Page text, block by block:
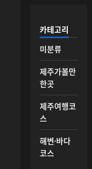
카테고리
미분류
제주가볼만
한곳
제주여행코
스
해변·바다
코스